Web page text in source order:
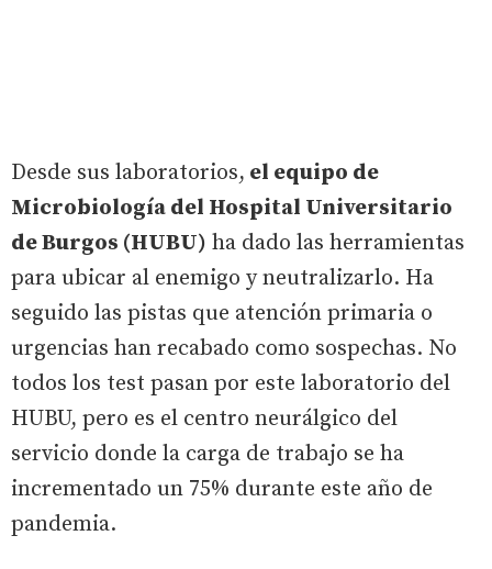
Desde sus laboratorios, el equipo de
Microbiología del Hospital Universitario
de Burgos (HUBU) ha dado las herramientas
para ubicar al enemigo y neutralizarlo. Ha
seguido las pistas que atención primaria o
urgencias han recabado como sospechas. No
todos los test pasan por este laboratorio del
HUBU, pero es el centro neurálgico del
servicio donde la carga de trabajo se ha
incrementado un 75% durante este año de
pandemia.